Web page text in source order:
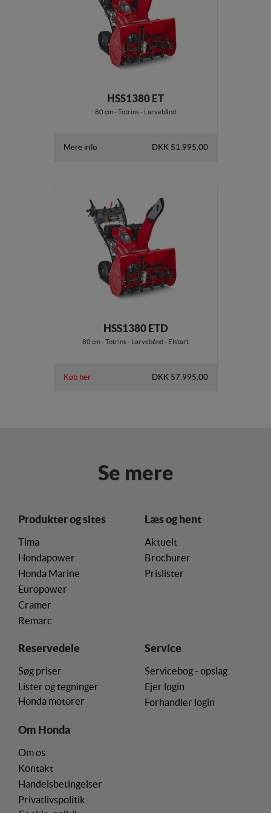
HSS1380 ET
80 cm - Totrins - Larvebånd
Mere info DKK 51.995,00
HSS1380 ETD
80 cm - Totrins - Larvebånd - Elstart
Køb her DKK 57.995,00
Se mere
Produkter og sites
Tima
Hondapower
Honda Marine
Europower
Cramer
Remarc
Læs og hent
Aktuelt
Brochurer
Prislister
Reservedele
Søg priser
Lister og tegninger
Honda motorer
Service
Servicebog - opslag
Ejer login
Forhandler login
Om Honda
Om os
Kontakt
Handelsbetingelser
Privatlivspolitik
interesserer sig for/søger på for at kunne
personalisere indholdet på en hjemmeside - dvs. vise
indhold, som kan være interessant for den enkelte
Markedsføring
indsamler brugerens digitale fodspor på tværs af
flere hjemmesider og registrerer, hvad brugeren
internettet.